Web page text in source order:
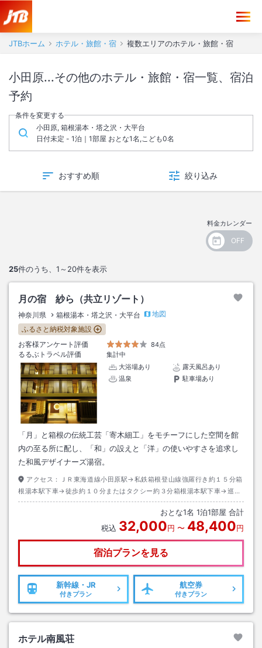
JTBホーム ホテル・旅館・宿 複数エリアのホテル・旅館・宿
小田原...その他のホテル・旅館・宿一覧、宿泊
予約
条件を変更する
小田原, 箱根湯本・塔之沢・大平台
日付未定 - 1泊｜1部屋 おとな1名,こども0名
おすすめ順 絞り込み
料金カレンダー
25件のうち、 1～20件を表示
月の宿 紗ら（共立リゾート）
神奈川県 箱根湯本・塔之沢・大平台
地図
ふるさと納税対象施設
お客様アンケート評価
84点
るるぶトラベル評価
集計中
大浴場あり
露天風呂あり
温泉
駐車場あり
「月」と箱根の伝統工芸「寄木細工」をモチーフにした空間を館
内の至る所に配し、「和」の設えと「洋」の使いやすさを追求し
た和風デザイナーズ湯宿。
アクセス：
ＪＲ東海道線小田原駅→私鉄箱根登山線強羅行き約１５分箱
根湯本駅下車→徒歩約１０分またはタクシー約３分箱根湯本駅下車→巡回
バス・滝通り線ホテル南風荘行き（有料：大人（中学生以上）２００円、
おとな1名 1泊1部屋 合計
税込 32,000円 〜 48,400円
宿泊プランを見る
新幹線・JR
付きプラン
航空券
付きプラン
ホテル南風荘